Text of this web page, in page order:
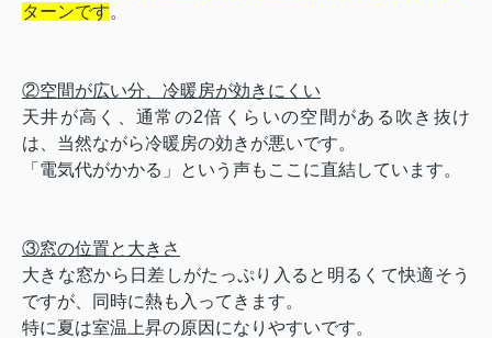
ターンです。
②空間が広い分、冷暖房が効きにくい
天井が高く、通常の2倍くらいの空間がある吹き抜け
は、当然ながら冷暖房の効きが悪いです。
「電気代がかかる」という声もここに直結しています。
③窓の位置と大きさ
大きな窓から日差しがたっぷり入ると明るくて快適そう
ですが、同時に熱も入ってきます。
特に夏は室温上昇の原因になりやすいです。